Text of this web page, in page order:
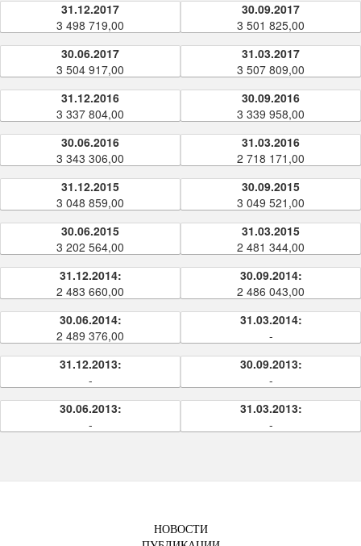
31.12.2017
3 498 719,00
30.09.2017
3 501 825,00
30.06.2017
3 504 917,00
31.03.2017
3 507 809,00
31.12.2016
3 337 804,00
30.09.2016
3 339 958,00
30.06.2016
3 343 306,00
31.03.2016
2 718 171,00
31.12.2015
3 048 859,00
30.09.2015
3 049 521,00
30.06.2015
3 202 564,00
31.03.2015
2 481 344,00
31.12.2014:
2 483 660,00
30.09.2014:
2 486 043,00
30.06.2014:
2 489 376,00
31.03.2014:
-
31.12.2013:
-
30.09.2013:
-
30.06.2013:
-
31.03.2013:
-
НОВОСТИ